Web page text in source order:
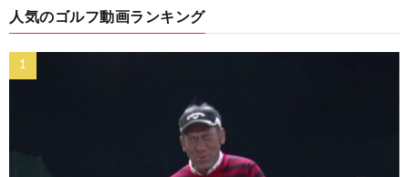
人気のゴルフ動画ランキング